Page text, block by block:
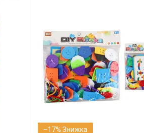
–17%